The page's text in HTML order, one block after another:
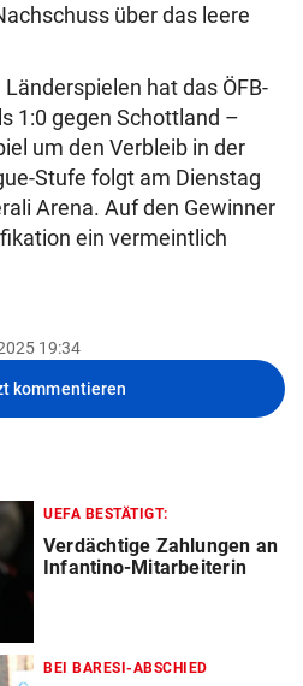
über das leere
hat das ÖFB-
1:0 gegen Schottland –
um den Verbleib in der
Stufe folgt am Dienstag
Arena. Auf den Gewinner
ein vermeintlich
19:34
kommentieren
UEFA BESTÄTIGT:
Verdächtige Zahlungen an
Infantino-Mitarbeiterin
BEI BARESI-ABSCHIED